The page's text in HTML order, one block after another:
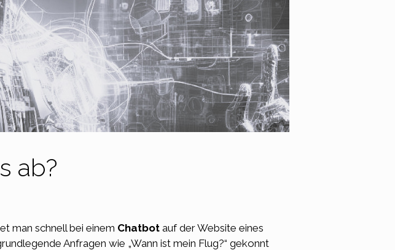
ab?
man schnell bei einem Chatbot auf der Website eines
Anfragen wie „Wann ist mein Flug?“ gekonnt